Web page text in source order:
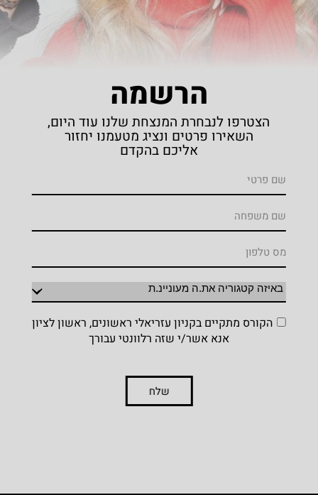
הרשמה
הצטרפו לנבחרת המנצחת שלנו עוד היום,
השאירו פרטים ונציג מטעמנו יחזור
אליכם בהקדם
הקורס מתקיים בקניון עזריאלי ראשונים, ראשון לציון
אנא אשר/י שזה רלוונטי עבורך
שלח